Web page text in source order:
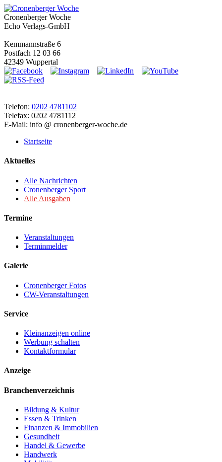
Cronenberger Woche
Echo Verlags-GmbH
Kemmannstraße 6
Postfach 12 03 66
42349 Wuppertal
Telefon: 0202 4781102
Telefax: 0202 4781112
E-Mail: info @ cronenberger-woche.de
Startseite
Aktuelles
Alle Nachrichten
Cronenberger Sport
Alle Ausgaben
Termine
Veranstaltungen
Terminmelder
Galerie
Cronenberger Fotos
CW-Veranstaltungen
Service
Kleinanzeigen online
Werbung schalten
Kontaktformular
Anzeige
Branchenverzeichnis
Bildung & Kultur
Essen & Trinken
Finanzen & Immobilien
Gesundheit
Handel & Gewerbe
Handwerk